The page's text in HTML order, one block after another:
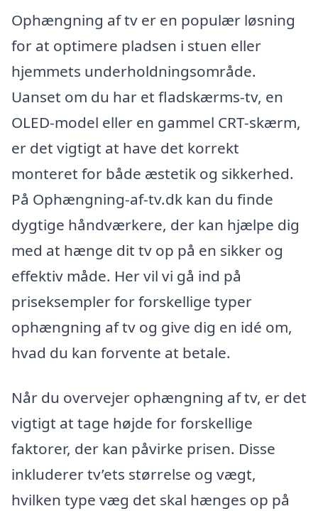
Ophængning af tv er en populær løsning
for at optimere pladsen i stuen eller
hjemmets underholdningsområde.
Uanset om du har et fladskærms-tv, en
OLED-model eller en gammel CRT-skærm,
er det vigtigt at have det korrekt
monteret for både æstetik og sikkerhed.
På Ophængning-af-tv.dk kan du finde
dygtige håndværkere, der kan hjælpe dig
med at hænge dit tv op på en sikker og
effektiv måde. Her vil vi gå ind på
priseksempler for forskellige typer
ophængning af tv og give dig en idé om,
hvad du kan forvente at betale.
Når du overvejer ophængning af tv, er det
vigtigt at tage højde for forskellige
faktorer, der kan påvirke prisen. Disse
inkluderer tv’ets størrelse og vægt,
hvilken type væg det skal hænges op på